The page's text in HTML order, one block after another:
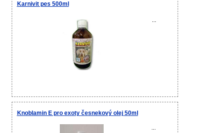
Karnivit pes 500ml
...
Knoblamin E pro exoty česnekový olej 50ml
...